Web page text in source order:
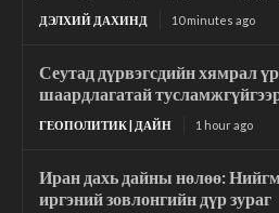
ДЭЛХИЙ ДАХИНД 10 minutes ago
Сеутад дүрвэгсдийн хямрал
шаардлагатай
ГЕОПОЛИТИК | ДАЙН 1 hour ago
Иран дахь дайны нөлөө:
иргэний зовлонгийн дүр зураг